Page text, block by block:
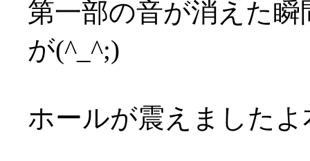
第一部の音が消えた
が(^_^;)
ホールが震えました